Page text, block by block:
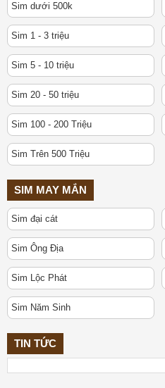
Sim dưới 500k
Sim 1 - 3 triệu
Sim 5 - 10 triệu
Sim 20 - 50 triệu
Sim 100 - 200 Triệu
Sim Trên 500 Triệu
SIM MAY MẮN
Sim đại cát
Sim Ông Địa
Sim Lộc Phát
Sim Năm Sinh
TIN TỨC